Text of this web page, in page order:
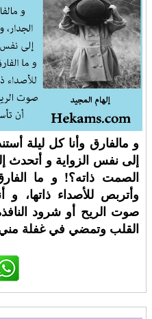
و مالفارق وأنا كل ليلة
إلى نفس الزواية و
الصمت ذاته؟! و ما الفارق
وأتربص للأصداء ذاتها، و
صوت الريح أو شرود
القلب وتمضي في غفلة